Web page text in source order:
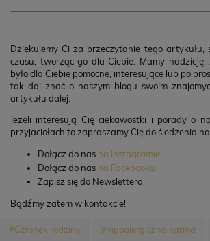
Dziękujemy Ci za przeczytanie tego artykułu,
czasu, tworząc go dla Ciebie. Mamy
było dla Ciebie pomocne, interesujące lub po
tak daj znać o naszym blogu swoim
artykułu dalej.
Jeżeli interesują Cię ciekawostki i porady o
przyjaciołach to zapraszamy Cię do śledzenia
Dołącz do nas na Instagramie
Dołącz do nas na Facebooku
Zapisz się do Newslettera.
Bądźmy zatem w kontakcie!
#Członek rodziny #hipoalergiczna karma